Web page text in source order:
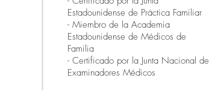
Estadounidense de Práctica Familiar
- Miembro de la Academia
Estadounidense de Médicos de
Familia
- Certificado por la Junta Nacional de
Examinadores Médicos